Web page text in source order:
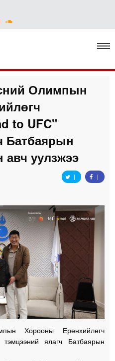
засаг
хэрэг
Олимпын
to UFC"
Батбаярын
авч уулзжээ
Хорооны Ерөнхийлөгч
ялагч Батбаярын